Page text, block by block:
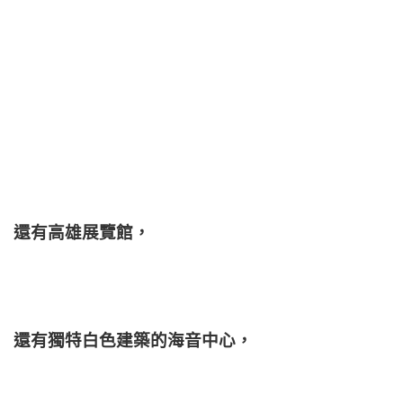
還有高雄展覽館，
還有獨特白色建築的海音中心，